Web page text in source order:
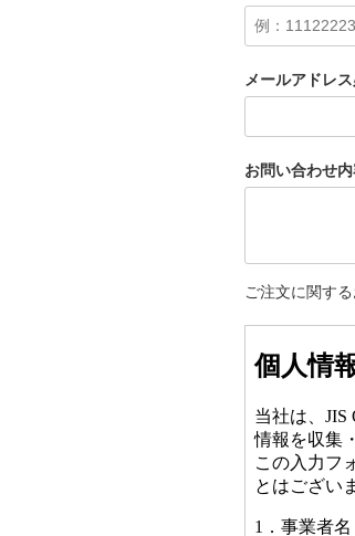
メールアドレス
お問い合わせ
ご注文に関す